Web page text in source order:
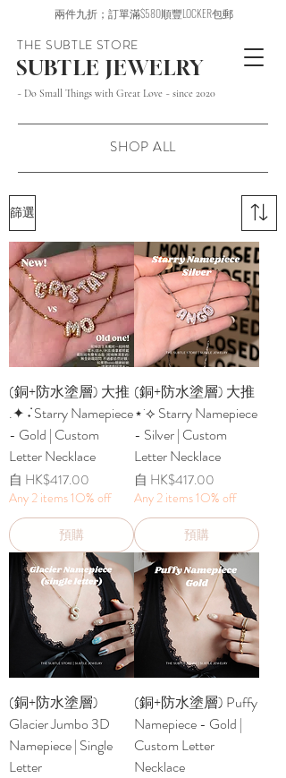
THE SUBTLE STORE
~ Do Small Things with Great Love ~ since 2020
兩件九折；訂單滿$580順豐LOCKER包郵
SUBTLE JEWELRY
SHOP ALL
篩選
(銅+防水塗層) 大推
.✦ ݁˖ Starry Namepiece
- Gold | Custom
Letter Necklace
自 HK$417.00
促銷價格
Any 2 items 1O% off
預購
(銅+防水塗層) 大推
⋆˙⟡ Starry Namepiece
- Silver | Custom
Letter Necklace
自 HK$417.00
促銷價格
Any 2 items 1O% off
預購
(銅+防水塗層)
Glacier Jumbo 3D
Namepiece | Single
Letter
(銅+防水塗層) Puffy
Namepiece - Gold |
Custom Letter
Necklace